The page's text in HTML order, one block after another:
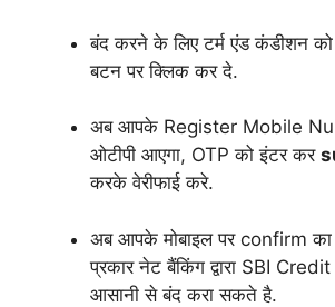
बंद करने के लिए टर्म एंड कंडीशन
बटन पर क्लिक कर दे.
अब आपके Register Mobile
ओटीपी आएगा, OTP को इंटर कर
करके वेरीफाई करे.
अब आपके मोबाइल पर confirm
प्रकार नेट बैंकिंग द्वारा SBI
आसानी से बंद करा सकते है.